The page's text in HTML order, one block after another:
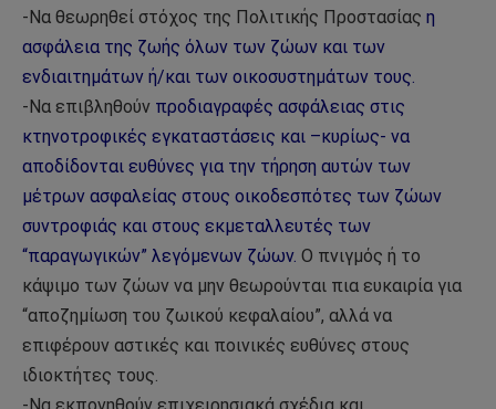
-Να θεωρηθεί στόχος της Πολιτικής Προστασίας η
ασφάλεια της ζωής όλων των ζώων και των
ενδιαιτημάτων ή/και των οικοσυστημάτων τους.
-Να επιβληθούν προδιαγραφές ασφάλειας στις
κτηνοτροφικές εγκαταστάσεις και –κυρίως- να
αποδίδονται ευθύνες για την τήρηση αυτών των
μέτρων ασφαλείας στους οικοδεσπότες των ζώων
συντροφιάς και στους εκμεταλλευτές των
“παραγωγικών” λεγόμενων ζώων. Ο πνιγμός ή το
κάψιμο των ζώων να μην θεωρούνται πια ευκαιρία για
“αποζημίωση του ζωικού κεφαλαίου”, αλλά να
επιφέρουν αστικές και ποινικές ευθύνες στους
ιδιοκτήτες τους.